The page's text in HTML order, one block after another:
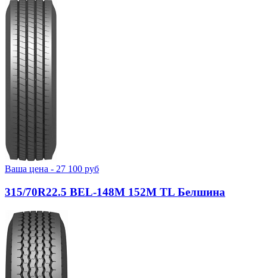
Ваша цена - 27 100 руб
315/70R22.5 BEL-148М 152M TL Белшина